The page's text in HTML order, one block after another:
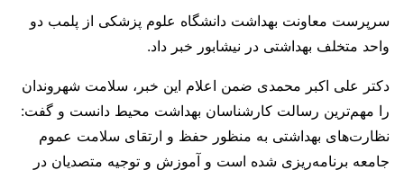
سرپرست معاونت بهداشت دانشگاه علوم پزشکی از پلمب دو
واحد متخلف بهداشتی در نیشابور خبر داد.
دکتر علی اکبر محمدی ضمن اعلام این خبر، سلامت شهروندان
را مهم‌ترین رسالت کارشناسان بهداشت محیط دانست و گفت:
نظارت‌های بهداشتی به منظور حفظ و ارتقای سلامت عموم
جامعه برنامه‌ریزی شده است و آموزش و توجیه متصدیان در